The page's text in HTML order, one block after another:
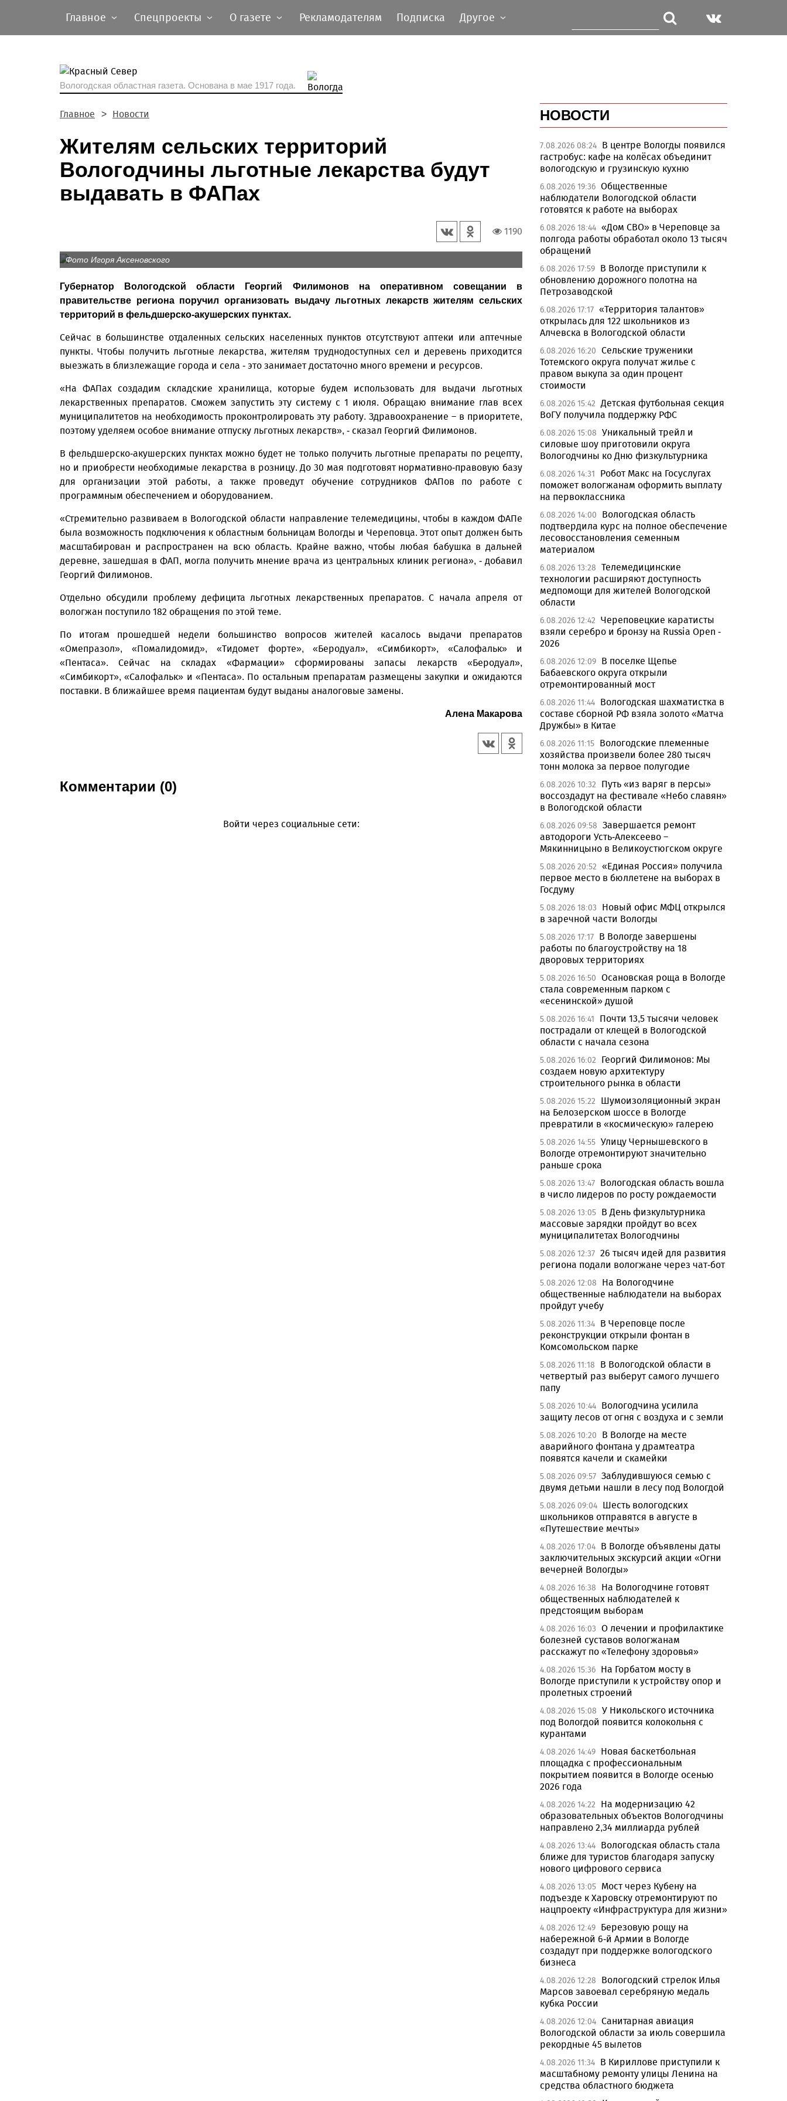
Главное Спецпроекты О газете Рекламодателям Подписка Другое
Вологодская областная газета. Основана в мае 1917 года.
Главное Новости
Жителям сельских территорий
Вологодчины льготные лекарства будут
выдавать в ФАПах
1190
Фото Игоря Аксеновского
Губернатор Вологодской области Георгий Филимонов на оперативном совещании в
правительстве региона поручил организовать выдачу льготных лекарств жителям сельских
территорий в фельдшерско-акушерских пунктах.
Сейчас в большинстве отдаленных сельских населенных пунктов отсутствуют аптеки или аптечные
пункты. Чтобы получить льготные лекарства, жителям труднодоступных сел и деревень приходится
выезжать в близлежащие города и села - это занимает достаточно много времени и ресурсов.
«На ФАПах создадим складские хранилища, которые будем использовать для выдачи льготных
лекарственных препаратов. Сможем запустить эту систему с 1 июля. Обращаю внимание глав всех
муниципалитетов на необходимость проконтролировать эту работу. Здравоохранение – в приоритете,
поэтому уделяем особое внимание отпуску льготных лекарств», - сказал Георгий Филимонов.
В фельдшерско-акушерских пунктах можно будет не только получить льготные препараты по рецепту,
но и приобрести необходимые лекарства в розницу. До 30 мая подготовят нормативно-правовую базу
для организации этой работы, а также проведут обучение сотрудников ФАПов по работе с
программным обеспечением и оборудованием.
«Стремительно развиваем в Вологодской области направление телемедицины, чтобы в каждом ФАПе
была возможность подключения к областным больницам Вологды и Череповца. Этот опыт должен быть
масштабирован и распространен на всю область. Крайне важно, чтобы любая бабушка в дальней
деревне, зашедшая в ФАП, могла получить мнение врача из центральных клиник региона», - добавил
Георгий Филимонов.
Отдельно обсудили проблему дефицита льготных лекарственных препаратов. С начала апреля от
вологжан поступило 182 обращения по этой теме.
По итогам прошедшей недели большинство вопросов жителей касалось выдачи препаратов
«Омепразол», «Помалидомид», «Тидомет форте», «Беродуал», «Симбикорт», «Салофальк» и
«Пентаса». Сейчас на складах «Фармации» сформированы запасы лекарств «Беродуал»,
«Симбикорт», «Салофальк» и «Пентаса». По остальным препаратам размещены закупки и ожидаются
поставки. В ближайшее время пациентам будут выданы аналоговые замены.
Алена Макарова
Комментарии (0)
Войти через социальные сети:
НОВОСТИ
7.08.2026 08:24 В центре Вологды появился
гастробус: кафе на колёсах объединит
вологодскую и грузинскую кухню
6.08.2026 19:36 Общественные
наблюдатели Вологодской области
готовятся к работе на выборах
6.08.2026 18:44 «Дом СВО» в Череповце за
полгода работы обработал около 13 тысяч
обращений
6.08.2026 17:59 В Вологде приступили к
обновлению дорожного полотна на
Петрозаводской
6.08.2026 17:17 «Территория талантов»
открылась для 122 школьников из
Алчевска в Вологодской области
6.08.2026 16:20 Сельские труженики
Тотемского округа получат жилье с
правом выкупа за один процент
стоимости
6.08.2026 15:42 Детская футбольная секция
ВоГУ получила поддержку РФС
6.08.2026 15:08 Уникальный трейл и
силовые шоу приготовили округа
Вологодчины ко Дню физкультурника
6.08.2026 14:31
Робот Макс на Госуслугах
поможет вологжанам оформить выплату
на первоклассника
6.08.2026 14:00
Вологодская область
подтвердила курс на полное обеспечение
лесовосстановления семенным
материалом
6.08.2026 13:28 Телемедицинские
технологии расширяют доступность
медпомощи для жителей Вологодской
области
6.08.2026 12:42 Череповецкие каратисты
взяли серебро и бронзу на Russia Open -
2026
6.08.2026 12:09 В поселке Щепье
Бабаевского округа открыли
отремонтированный мост
6.08.2026 11:44 Вологодская шахматистка в
составе сборной РФ взяла золото «Матча
Дружбы» в Китае
6.08.2026 11:15 Вологодские племенные
хозяйства произвели более 280 тысяч
тонн молока за первое полугодие
6.08.2026 10:32
Путь «из варяг в персы»
воссоздадут на фестивале «Небо славян»
в Вологодской области
6.08.2026 09:58 Завершается ремонт
автодороги Усть-Алексеево –
Мякинницыно в Великоустюгском округе
5.08.2026 20:52 «Единая Россия» получила
первое место в бюллетене на выборах в
Госдуму
5.08.2026 18:03
Новый офис МФЦ открылся
в заречной части Вологды
5.08.2026 17:17 В Вологде завершены
работы по благоустройству на 18
дворовых территориях
5.08.2026 16:50 Осановская роща в Вологде
стала современным парком с
«есенинской» душой
5.08.2026 16:41
Почти 13,5 тысячи человек
пострадали от клещей в Вологодской
области с начала сезона
5.08.2026 16:02
Георгий Филимонов: Мы
создаем новую архитектуру
строительного рынка в области
5.08.2026 15:22
Шумоизоляционный экран
на Белозерском шоссе в Вологде
превратили в «космическую» галерею
5.08.2026 14:55 Улицу Чернышевского в
Вологде отремонтируют значительно
раньше срока
5.08.2026 13:47 Вологодская область вошла
в число лидеров по росту рождаемости
5.08.2026 13:05 В День физкультурника
массовые зарядки пройдут во всех
муниципалитетах Вологодчины
5.08.2026 12:37 26 тысяч идей для развития
региона подали вологжане через чат-бот
5.08.2026 12:08
На Вологодчине
общественные наблюдатели на выборах
пройдут учебу
5.08.2026 11:34 В Череповце после
реконструкции открыли фонтан в
Комсомольском парке
5.08.2026 11:18
В Вологодской области в
четвертый раз выберут самого лучшего
папу
5.08.2026 10:44 Вологодчина усилила
защиту лесов от огня с воздуха и с земли
5.08.2026 10:20
В Вологде на месте
аварийного фонтана у драмтеатра
появятся качели и скамейки
5.08.2026 09:57 Заблудившуюся семью с
двумя детьми нашли в лесу под Вологдой
5.08.2026 09:04 Шесть вологодских
школьников отправятся в августе в
«Путешествие мечты»
4.08.2026 17:04 В Вологде объявлены даты
заключительных экскурсий акции «Огни
вечерней Вологды»
4.08.2026 16:38
На Вологодчине готовят
общественных наблюдателей к
предстоящим выборам
4.08.2026 16:03 О лечении и профилактике
болезней суставов вологжанам
расскажут по «Телефону здоровья»
4.08.2026 15:36 На Горбатом мосту в
Вологде приступили к устройству опор и
пролетных строений
4.08.2026 15:08 У Никольского источника
под Вологдой появится колокольня с
курантами
4.08.2026 14:49 Новая баскетбольная
площадка с профессиональным
покрытием появится в Вологде осенью
2026 года
4.08.2026 14:22
На модернизацию 42
образовательных объектов Вологодчины
направлено 2,34 миллиарда рублей
4.08.2026 13:44 Вологодская область стала
ближе для туристов благодаря запуску
нового цифрового сервиса
4.08.2026 13:05 Мост через Кубену на
подъезде к Харовску отремонтируют по
нацпроекту «Инфраструктура для жизни»
4.08.2026 12:49 Березовую рощу на
набережной 6-й Армии в Вологде
создадут при поддержке вологодского
бизнеса
4.08.2026 12:28
Вологодский стрелок Илья
Марсов завоевал серебряную медаль
кубка России
4.08.2026 12:04 Санитарная авиация
Вологодской области за июль совершила
рекордные 45 вылетов
4.08.2026 11:34 В Кириллове приступили к
масштабному ремонту улицы Ленина на
средства областного бюджета